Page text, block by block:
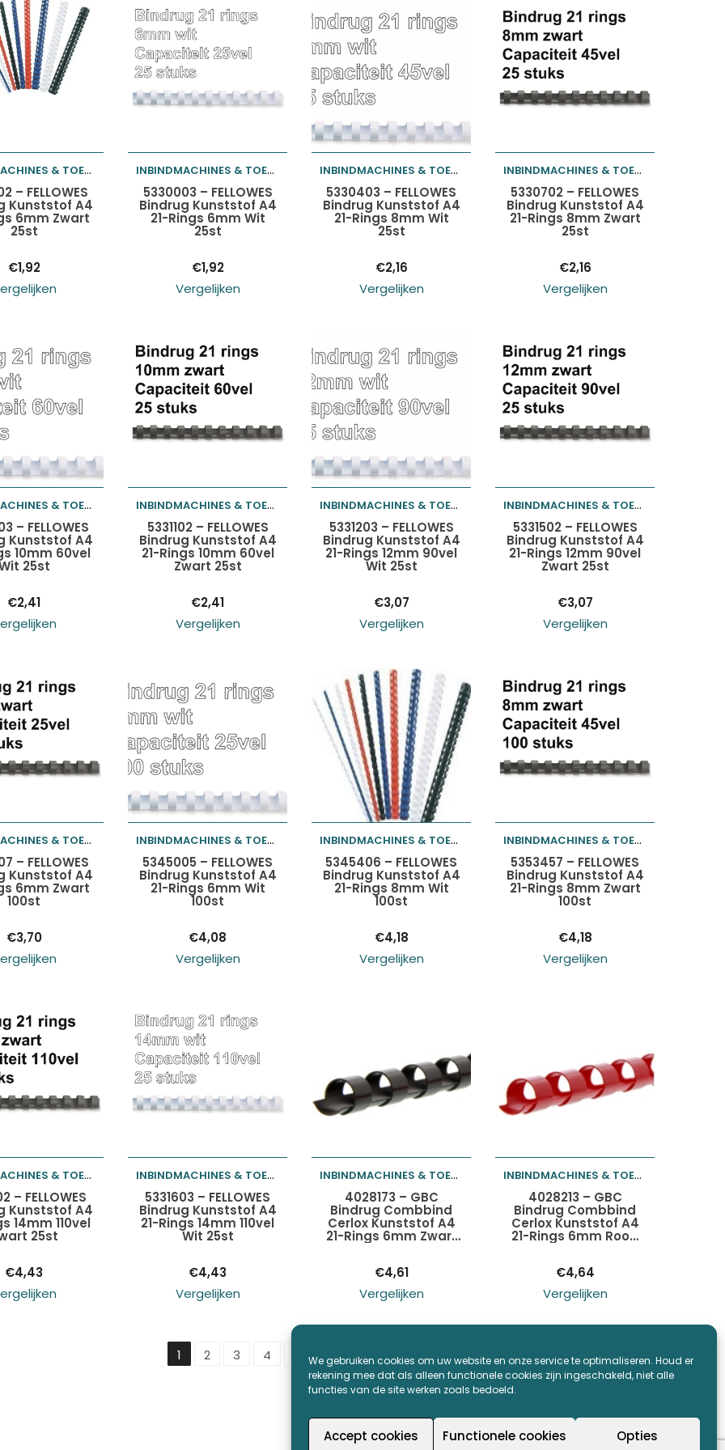
We gebruiken cookies om uw website en onze service te optimaliseren. Houd er
rekening mee dat als alleen functionele cookies zijn ingeschakeld, niet alle
functies van de site werken zoals bedoeld.
Accept cookies Functionele cookies Opties
aan
INBINDMACHINES & TOEBEHOREN
– FELLOWES
Kunststof A4
6mm Zwart
25st
€1,92
Toevoegen aan
winkelwagen
INBINDMACHINES & TOEBEHOREN
5330003 – FELLOWES
Bindrug Kunststof A4
21-Rings 6mm Wit
25st
€1,92
Vergelijken
Toevoegen aan
winkelwagen
INBINDMACHINES & TOEBEHOREN
5330403 – FELLOWES
Bindrug Kunststof A4
21-Rings 8mm Wit
25st
€2,16
Vergelijken
Toevoegen aan
winkelwagen
INBINDMACHINES & TOEBEHOREN
5330702 – FELLOWES
Bindrug Kunststof A4
21-Rings 8mm Zwart
25st
€2,16
Vergelijken
aan
INBINDMACHINES & TOEBEHOREN
– FELLOWES
Kunststof A4
10mm 60vel
25st
€2,41
Toevoegen aan
winkelwagen
INBINDMACHINES & TOEBEHOREN
5331102 – FELLOWES
Bindrug Kunststof A4
21-Rings 10mm 60vel
Zwart 25st
€2,41
Vergelijken
Toevoegen aan
winkelwagen
INBINDMACHINES & TOEBEHOREN
5331203 – FELLOWES
Bindrug Kunststof A4
21-Rings 12mm 90vel
Wit 25st
€3,07
Vergelijken
Toevoegen aan
winkelwagen
INBINDMACHINES & TOEBEHOREN
5331502 – FELLOWES
Bindrug Kunststof A4
21-Rings 12mm 90vel
Zwart 25st
€3,07
Vergelijken
aan
INBINDMACHINES & TOEBEHOREN
– FELLOWES
Kunststof A4
6mm Zwart
100st
€3,70
Toevoegen aan
winkelwagen
INBINDMACHINES & TOEBEHOREN
5345005 – FELLOWES
Bindrug Kunststof A4
21-Rings 6mm Wit
100st
€4,08
Vergelijken
Toevoegen aan
winkelwagen
INBINDMACHINES & TOEBEHOREN
5345406 – FELLOWES
Bindrug Kunststof A4
21-Rings 8mm Wit
100st
€4,18
Vergelijken
Toevoegen aan
winkelwagen
INBINDMACHINES & TOEBEHOREN
5353457 – FELLOWES
Bindrug Kunststof A4
21-Rings 8mm Zwart
100st
€4,18
Vergelijken
aan
INBINDMACHINES & TOEBEHOREN
– FELLOWES
Kunststof A4
14mm 110vel
25st
€4,43
Toevoegen aan
winkelwagen
INBINDMACHINES & TOEBEHOREN
5331603 – FELLOWES
Bindrug Kunststof A4
21-Rings 14mm 110vel
Wit 25st
€4,43
Vergelijken
Toevoegen aan
winkelwagen
INBINDMACHINES & TOEBEHOREN
4028173 – GBC
Bindrug Combbind
Cerlox Kunststof A4
21-Rings 6mm Zwart
€4,61
Vergelijken
Toevoegen aan
winkelwagen
INBINDMACHINES & TOEBEHOREN
4028213 – GBC
Bindrug Combbind
Cerlox Kunststof A4
21-Rings 6mm Rood
€4,64
Vergelijken
1 2 3 4 9 10 11